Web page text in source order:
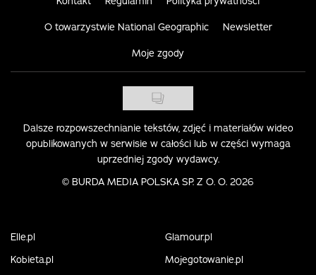
O towarzystwie National Geographic Newsletter
Moje zgody
Dalsze rozpowszechnianie tekstów, zdjęć i materiałów wideo
opublikowanych w serwisie w całości lub w części wymaga
uprzedniej zgody wydawcy.
© BURDA MEDIA POLSKA SP. Z O. O. 2026
Elle.pl
Glamour.pl
Kobieta.pl
Mojegotowanie.pl